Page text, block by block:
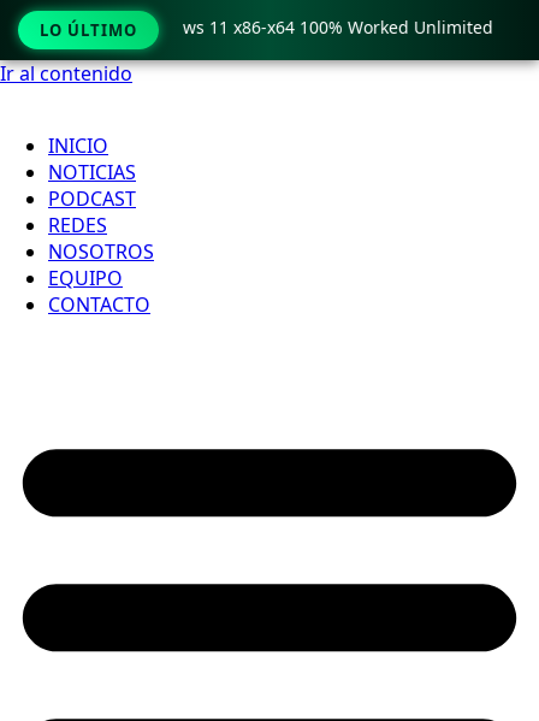
Ir al contenido
INICIO
NOTICIAS
PODCAST
REDES
NOSOTROS
EQUIPO
CONTACTO
LO ÚLTIMO
Crack only Windows 11 x86-x64 100% Worked Unlimited